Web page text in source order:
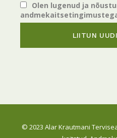
Olen lugenud ja
© 2023 Alar Krautmani